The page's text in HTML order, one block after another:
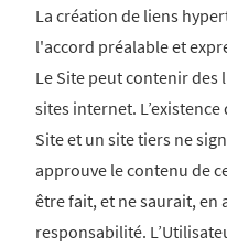
La création de liens
l'accord préalable et
Le Site peut contenir des
sites internet.
Site et un site tiers ne
approuve le contenu de
être fait, et ne saurait, en
responsabilité.